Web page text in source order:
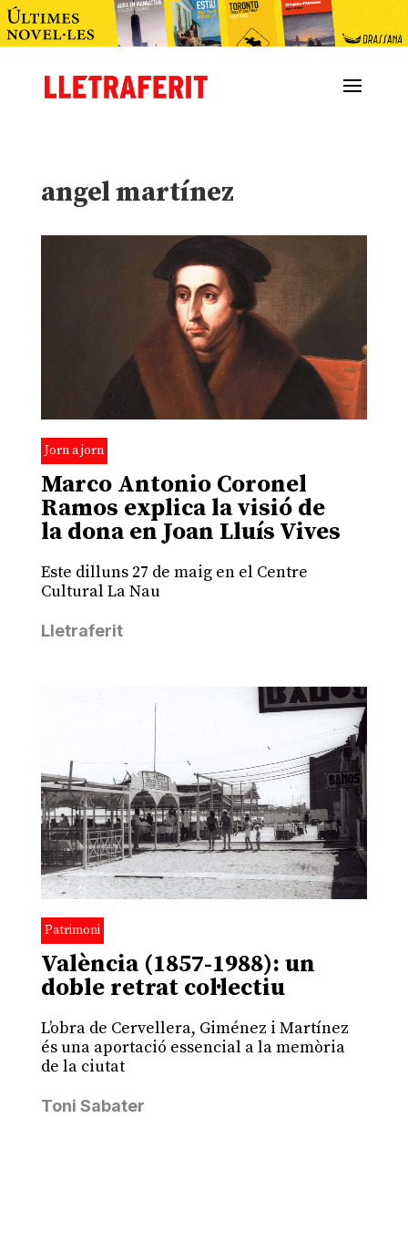
angel martínez
Jorn a jorn
Marco Antonio Coronel
Ramos explica la visió de
la dona en Joan Lluís Vives
Este dilluns 27 de maig en el Centre
Cultural La Nau
Lletraferit
Patrimoni
València (1857-1988): un
doble retrat col·lectiu
L’obra de Cervellera, Giménez i Martínez
és una aportació essencial a la memòria
de la ciutat
Toni Sabater